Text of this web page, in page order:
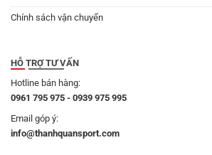
Chính sách vận chuyển
HỖ TRỢ TƯ VẤN
Hotline bán hàng:
0961 795 975 - 0939 975 995
Email góp ý:
info@thanhquansport.com